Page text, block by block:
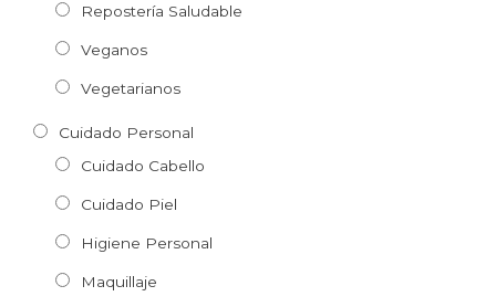
Repostería Saludable
Veganos
Vegetarianos
Cuidado Personal
Cuidado Cabello
Cuidado Piel
Higiene Personal
Maquillaje